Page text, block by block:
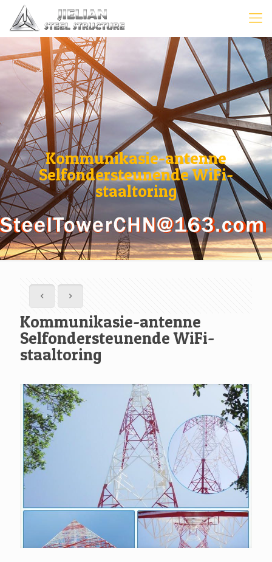
Kommunikasie-antenne
Selfondersteunende WiFi-
staaltoring
Kommunikasie-antenne
Selfondersteunende WiFi-
staaltoring